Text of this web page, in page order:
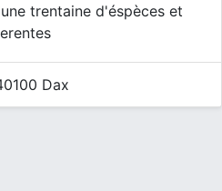
trentaine d'éspèces et
Dax